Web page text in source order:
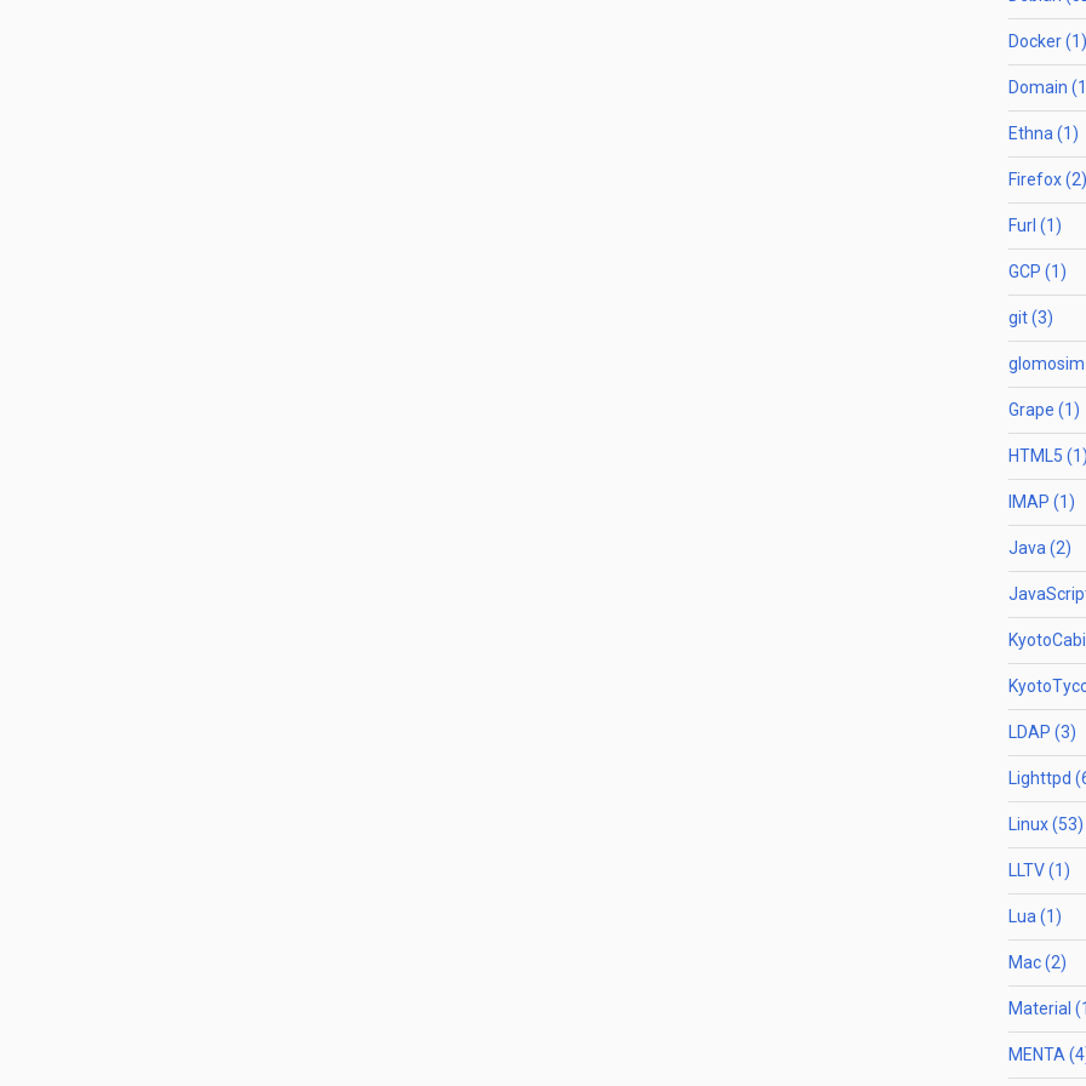
Docker (1)
Domain
Ethna (1)
Firefox (2)
Furl (1)
GCP (1)
git (3)
Grape (1)
HTML5 (1)
IMAP (1)
Java (2)
LDAP (3)
Lighttpd
Linux (53)
LLTV (1)
Lua (1)
Mac (2)
Material
MENTA